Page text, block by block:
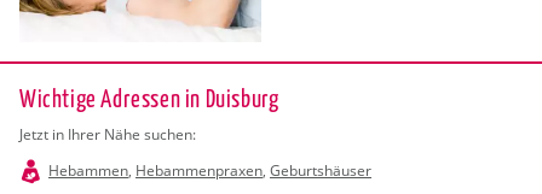
Wichtige Adressen in Duisburg
Jetzt in Ihrer Nähe suchen:
Hebammen, Hebammenpraxen, Geburtshäuser